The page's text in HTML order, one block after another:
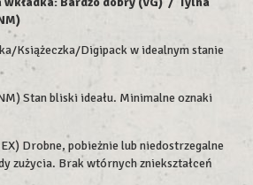
Książeczka/Digipack w idealnym stanie
Stan bliski ideału. Minimalne oznaki
Drobne, pobieżnie lub niedostrzegalne
zużycia. Brak wtórnych zniekształceń